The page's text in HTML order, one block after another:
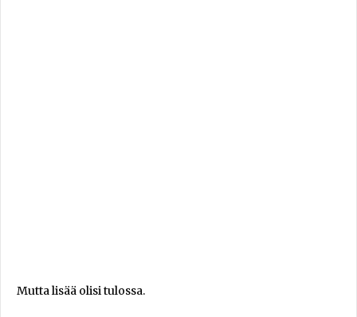
Mutta lisää olisi tulossa.